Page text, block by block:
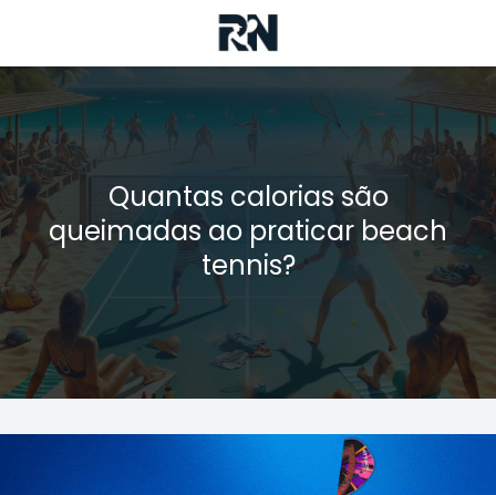
Quantas calorias são
queimadas ao praticar beach
tennis?